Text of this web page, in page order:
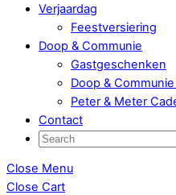
Verjaardag
Feestversiering
Doop & Communie
Gastgeschenken
Doop &
Peter & Meter
Contact
Close Menu
Close Cart